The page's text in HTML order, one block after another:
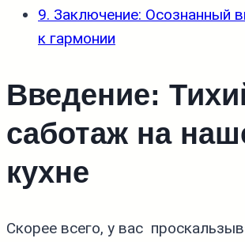
9. Заключение: Осознанный
к гармонии
Введение:
саботаж на
кухне
Скорее всего, у вас